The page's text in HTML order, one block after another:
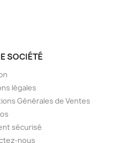
SOCIÉTÉ
légales
Générales de Ventes
sécurisé
nous